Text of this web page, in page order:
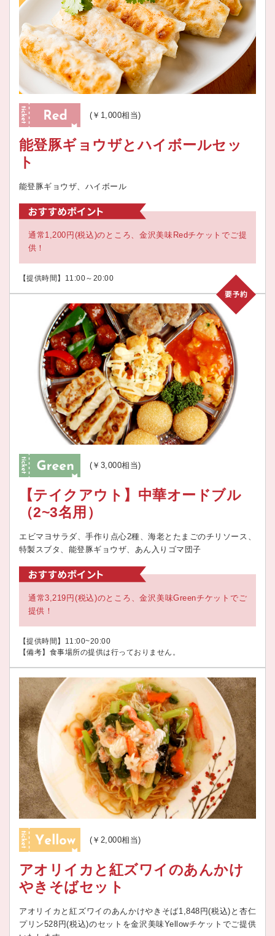
(￥1,000相当)
能登豚ギョウザとハイボールセッ
ト
能登豚ギョウザ、ハイボール
通常1,200円(税込)のところ、金沢美味Redチケットでご提
供！
【提供時間】11:00～20:00
(￥3,000相当)
【テイクアウト】中華オードブル
（2~3名用）
エビマヨサラダ、手作り点心2種、海老とたまごのチリソース、
特製スブタ、能登豚ギョウザ、あん入りゴマ団子
通常3,219円(税込)のところ、金沢美味Greenチケットでご
提供！
【提供時間】11:00~20:00
【備考】食事場所の提供は行っておりません。
(￥2,000相当)
アオリイカと紅ズワイのあんかけ
やきそばセット
アオリイカと紅ズワイのあんかけやきそば1,848円(税込)と杏仁
プリン528円(税込)のセットを金沢美味Yellowチケットでご提供